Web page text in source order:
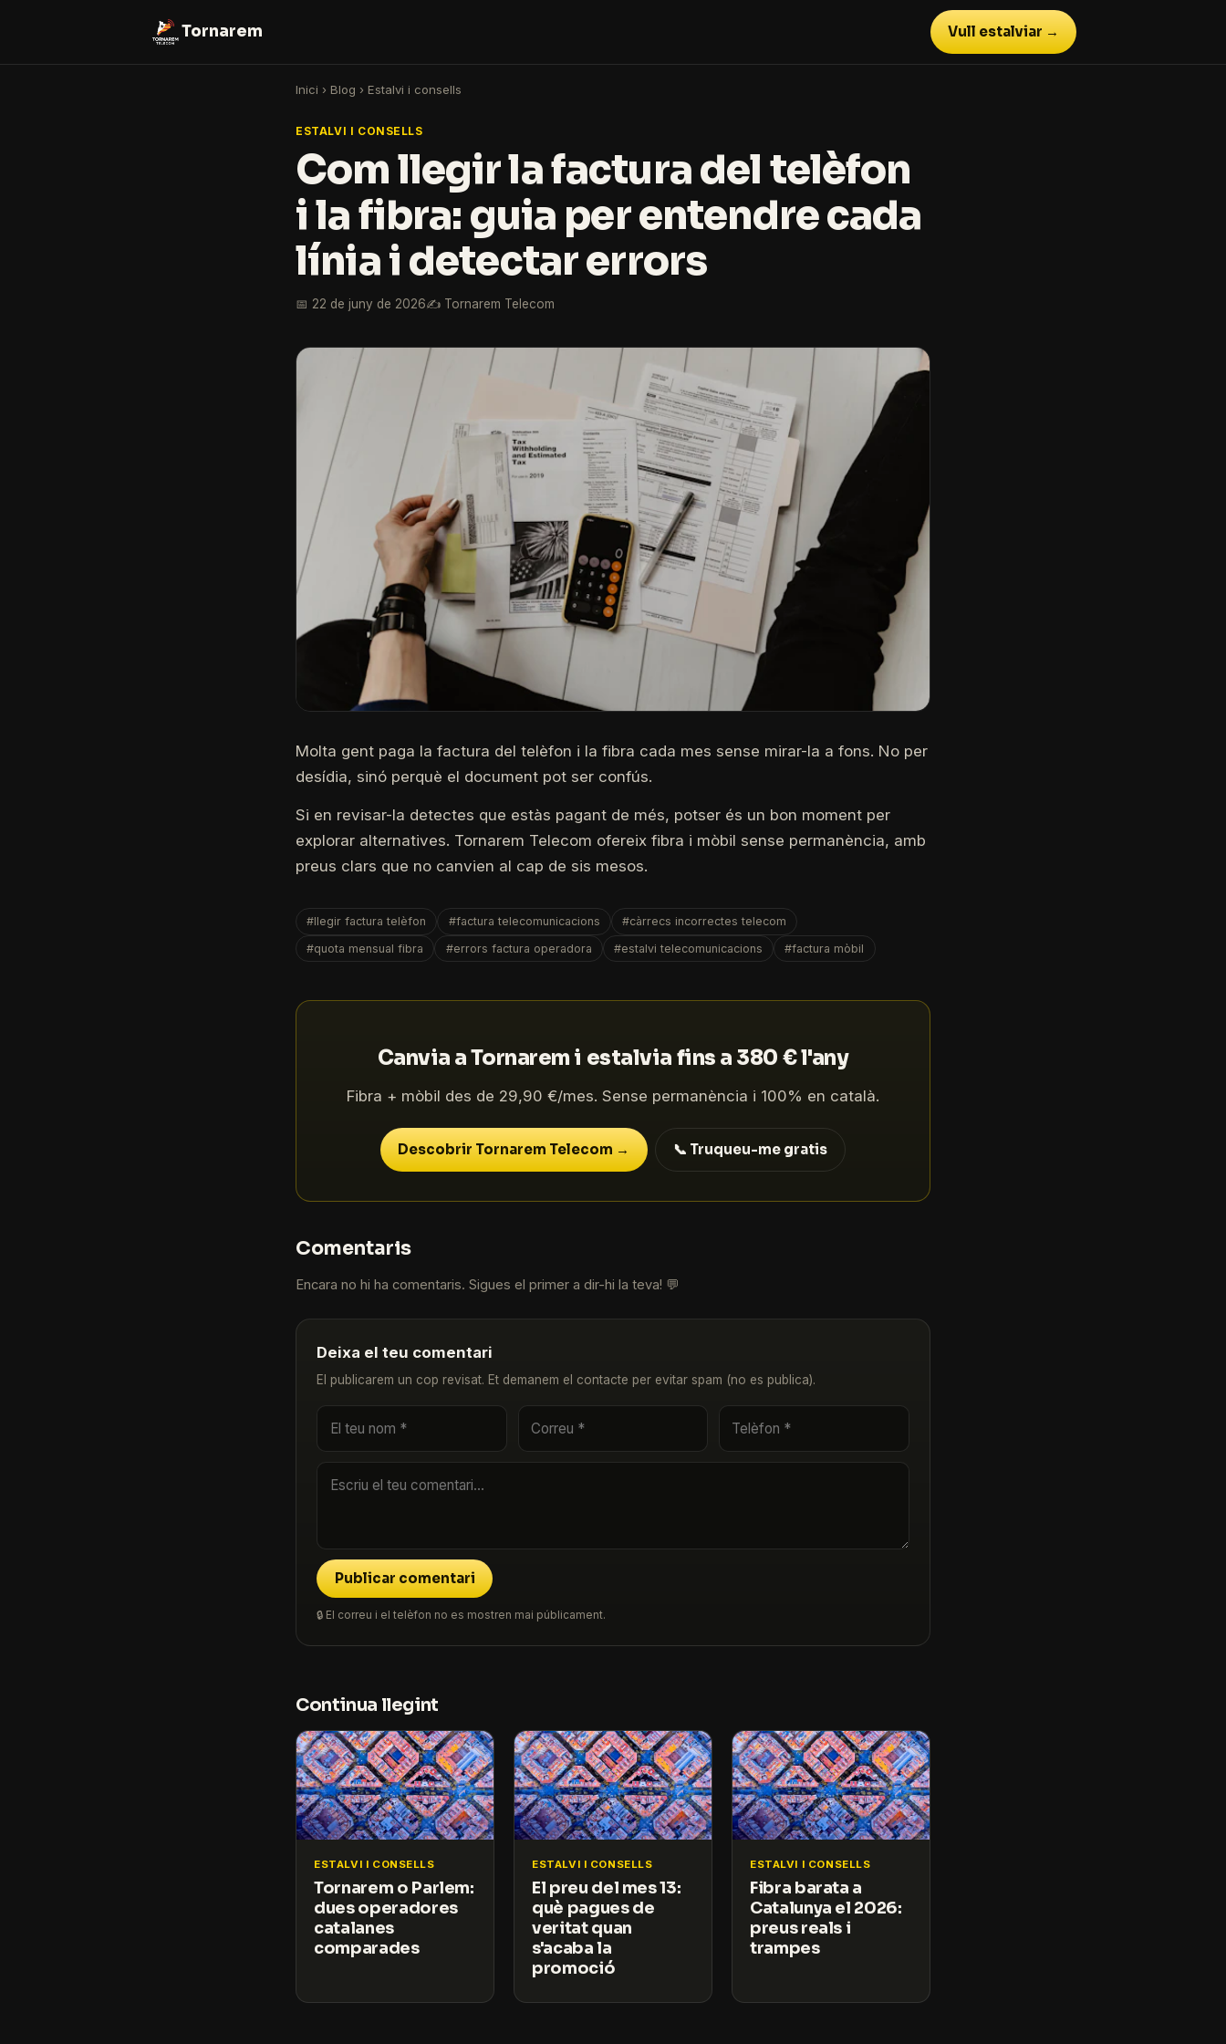
Tornarem Vull estalviar →
Inici › Blog › Estalvi i consells
ESTALVI I CONSELLS
Com llegir la factura del telèfon
i la fibra: guia per entendre cada
línia i detectar errors
📅 22 de juny de 2026✍️ Tornarem Telecom
Molta gent paga la factura del telèfon i la fibra cada mes sense mirar-la a fons. No per
desídia, sinó perquè el document pot ser confús.
Si en revisar-la detectes que estàs pagant de més, potser és un bon moment per
explorar alternatives. Tornarem Telecom ofereix fibra i mòbil sense permanència, amb
preus clars que no canvien al cap de sis mesos.
#llegir factura telèfon #factura telecomunicacions
#càrrecs incorrectes telecom
#quota mensual fibra
#errors factura operadora #estalvi telecomunicacions #factura mòbil
Canvia a Tornarem i estalvia fins a 380 € l'any
Fibra + mòbil des de 29,90 €/mes. Sense permanència i 100% en català.
Descobrir Tornarem Telecom → 📞 Truqueu-me gratis
Comentaris
Encara no hi ha comentaris. Sigues el primer a dir-hi la teva! 💬
Deixa el teu comentari
El publicarem un cop revisat. Et demanem el contacte per evitar spam (no es publica).
Publicar comentari
🔒 El correu i el telèfon no es mostren mai públicament.
Continua llegint
ESTALVI I CONSELLS
Tornarem o Parlem:
dues operadores
catalanes
comparades
ESTALVI I CONSELLS
El preu del mes 13:
què pagues de
veritat quan
s'acaba la
promoció
ESTALVI I CONSELLS
Fibra barata a
Catalunya el 2026:
preus reals i
trampes